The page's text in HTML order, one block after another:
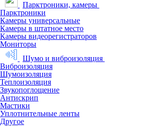
Парктроники, камеры
Парктроники
Камеры универсальные
Камеры в штатное место
Камеры видеорегистраторов
Мониторы
Шумо и виброизоляция
Виброизоляция
Шумоизоляция
Теплоизоляция
Звукопоглощение
Антискрип
Мастики
Уплотнительные ленты
Другое